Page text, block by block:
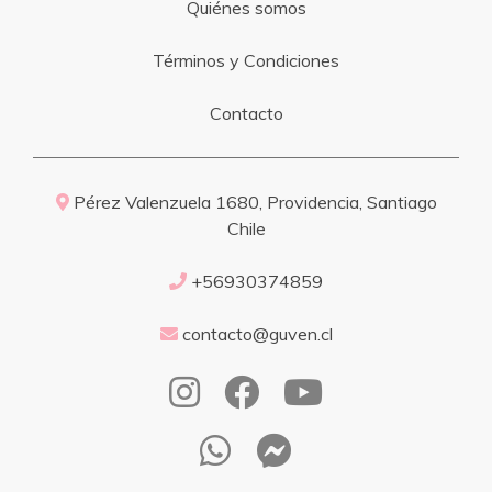
Quiénes somos
Términos y Condiciones
Contacto
Pérez Valenzuela 1680, Providencia, Santiago
Chile
+56930374859
contacto@guven.cl